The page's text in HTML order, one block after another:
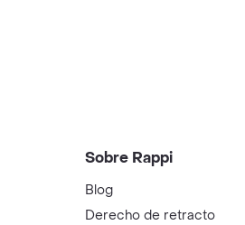
Sobre Rappi
Blog
Derecho de retracto